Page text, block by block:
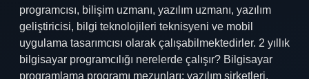
programcısı, bilişim uzmanı, yazılım uzmanı, yazılım
geliştiricisi, bilgi teknolojileri teknisyeni ve mobil
uygulama tasarımcısı olarak çalışabilmektedirler. 2 yıllık
bilgisayar programcılığı nerelerde çalışır? Bilgisayar
programlama programı mezunları; yazılım şirketleri,